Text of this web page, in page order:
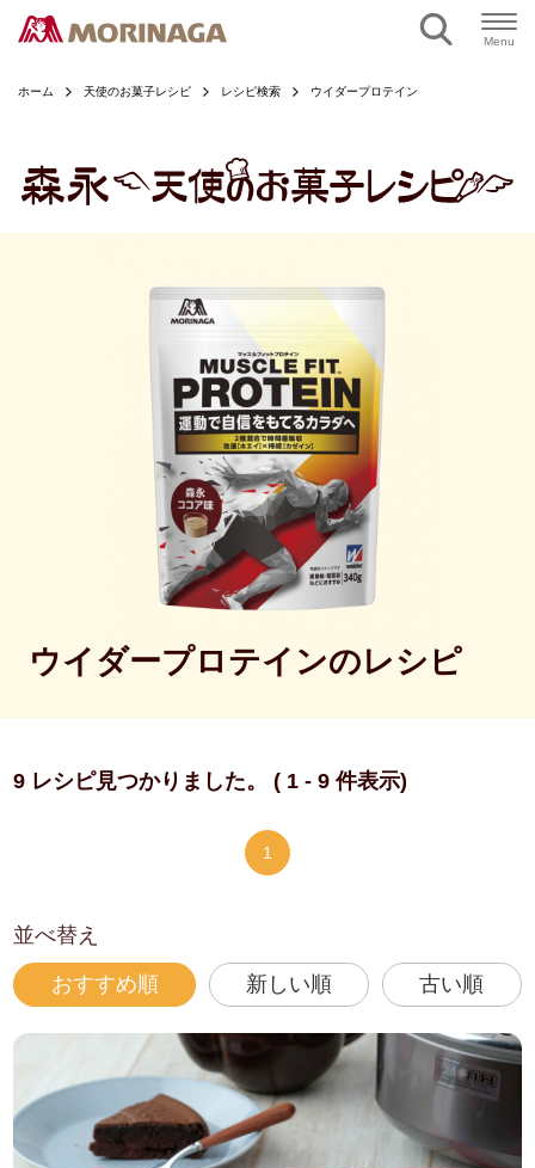
Menu
ホーム 天使のお菓子レシピ レシピ検索 ウイダープロテイン
ウイダープロテインのレシピ
9 レシピ見つかりました。 ( 1 - 9 件表示)
1
並べ替え
おすすめ順 新しい順 古い順